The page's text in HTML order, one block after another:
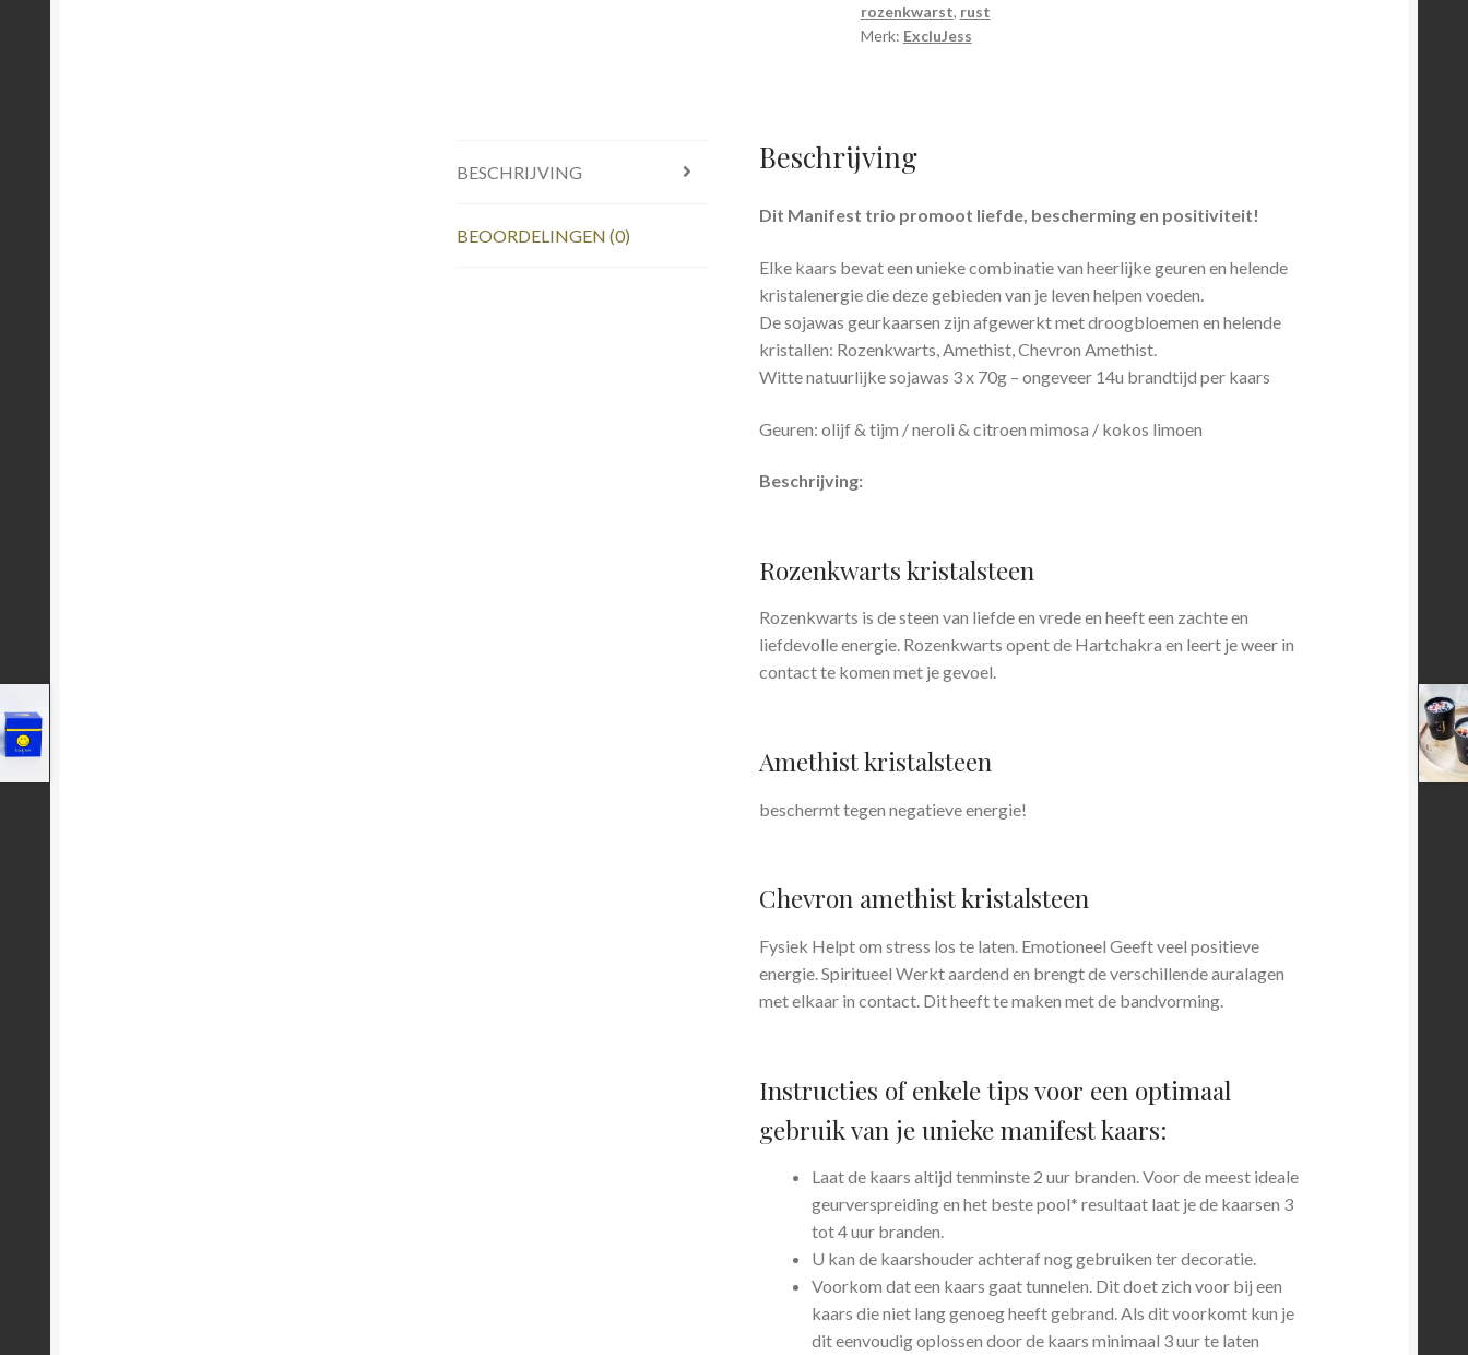
violet
rozenkwarst, rust
Merk: ExcluJess
BESCHRIJVING
BEOORDELINGEN (0)
Beschrijving
Dit Manifest trio promoot liefde, bescherming en positiviteit!
Elke kaars bevat een unieke combinatie van heerlijke geuren en helende
kristalenergie die deze gebieden van je leven helpen voeden.
De sojawas geurkaarsen zijn afgewerkt met droogbloemen en helende
kristallen: Rozenkwarts, Amethist, Chevron Amethist.
Witte natuurlijke sojawas 3 x 70g – ongeveer 14u brandtijd per kaars
Geuren: olijf & tijm / neroli & citroen mimosa / kokos limoen
Beschrijving:
Rozenkwarts kristalsteen
Rozenkwarts is de steen van liefde en vrede en heeft een zachte en
liefdevolle energie. Rozenkwarts opent de Hartchakra en leert je weer in
contact te komen met je gevoel.
Amethist kristalsteen
beschermt tegen negatieve energie!
Chevron amethist kristalsteen
Fysiek Helpt om stress los te laten. Emotioneel Geeft veel positieve
energie. Spiritueel Werkt aardend en brengt de verschillende auralagen
met elkaar in contact. Dit heeft te maken met de bandvorming.
Instructies of enkele tips voor een optimaal
gebruik van je unieke manifest kaars:
Laat de kaars altijd tenminste 2 uur branden. Voor de meest ideale
geurverspreiding en het beste pool* resultaat laat je de kaarsen 3
tot 4 uur branden.
U kan de kaarshouder achteraf nog gebruiken ter decoratie.
Voorkom dat een kaars gaat tunnelen. Dit doet zich voor bij een
kaars die niet lang genoeg heeft gebrand. Als dit voorkomt kun je
dit eenvoudig oplossen door de kaars minimaal 3 uur te laten